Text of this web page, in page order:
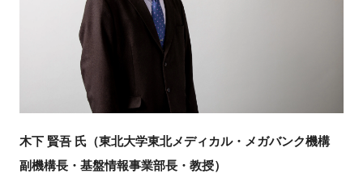
木下 賢吾 氏（東北大学東北メディカル・メガバンク機構
副機構長・基盤情報事業部長・教授）